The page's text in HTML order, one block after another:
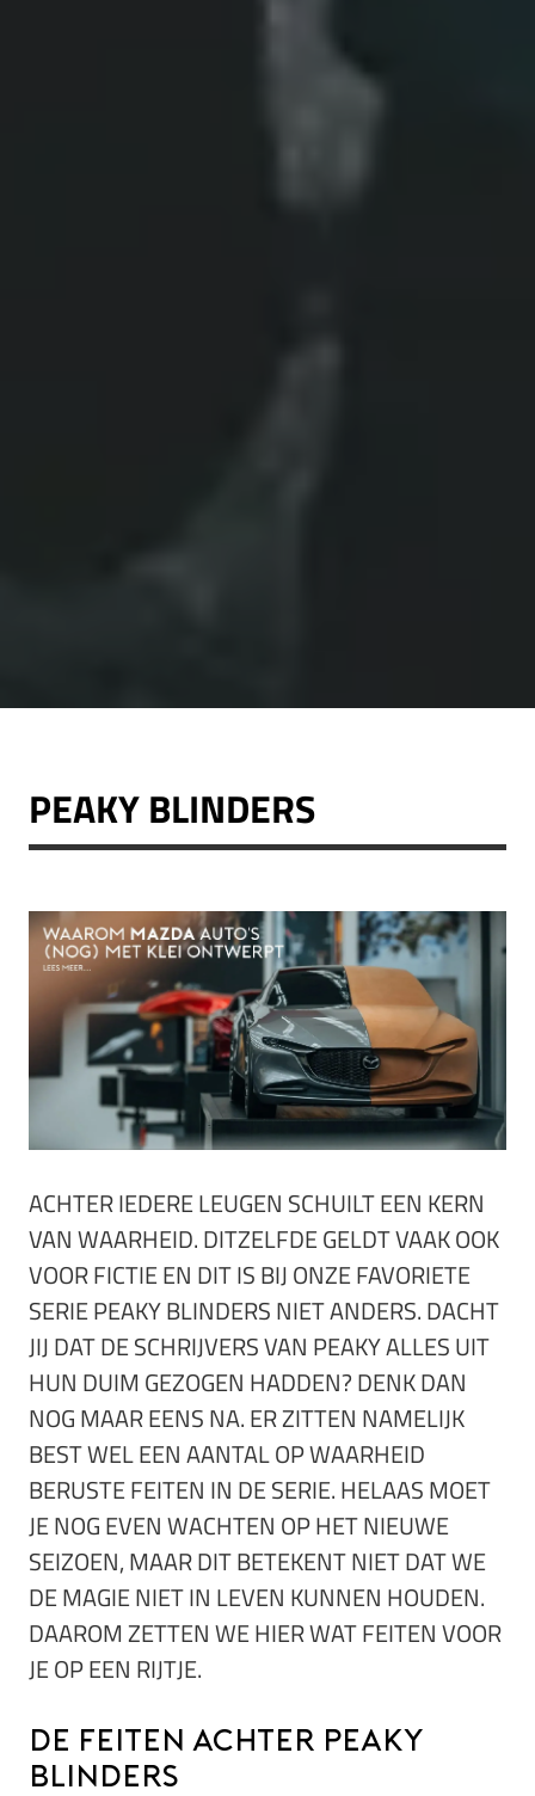
PEAKY BLINDERS
ACHTER IEDERE LEUGEN SCHUILT EEN KERN
VAN WAARHEID. DITZELFDE GELDT VAAK OOK
VOOR FICTIE EN DIT IS BIJ ONZE FAVORIETE
SERIE PEAKY BLINDERS NIET ANDERS. DACHT
JIJ DAT DE SCHRIJVERS VAN PEAKY ALLES UIT
HUN DUIM GEZOGEN HADDEN? DENK DAN
NOG MAAR EENS NA. ER ZITTEN NAMELIJK
BEST WEL EEN AANTAL OP WAARHEID
BERUSTE FEITEN IN DE SERIE. HELAAS MOET
JE NOG EVEN WACHTEN OP HET NIEUWE
SEIZOEN, MAAR DIT BETEKENT NIET DAT WE
DE MAGIE NIET IN LEVEN KUNNEN HOUDEN.
DAAROM ZETTEN WE HIER WAT FEITEN VOOR
JE OP EEN RIJTJE.
De feiten achter Peaky
Blinders